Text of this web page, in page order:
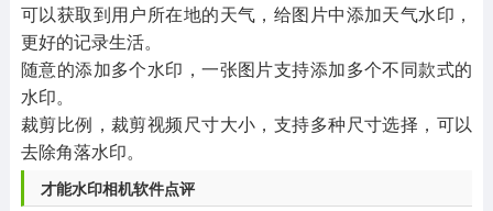
可以获取到用户所在地的天气，给图片中添加天气水印，
更好的记录生活。
随意的添加多个水印，一张图片支持添加多个不同款式的
水印。
裁剪比例，裁剪视频尺寸大小，支持多种尺寸选择，可以
去除角落水印。
才能水印相机软件点评